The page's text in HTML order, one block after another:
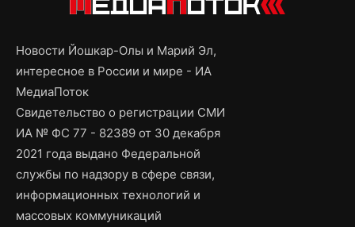
Новости Йошкар-Олы и Марий Эл,
интересное в России и мире - ИА
МедиаПоток
Свидетельство о регистрации СМИ
ИА № ФС 77 - 82389 от 30 декабря
2021 года выдано Федеральной
службы по надзору в сфере связи,
информационных технологий и
массовых коммуникаций